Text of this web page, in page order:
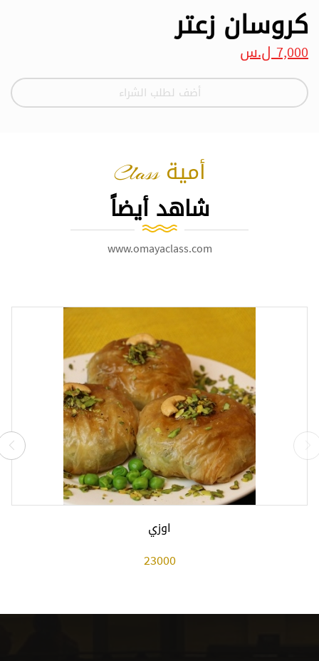
كروسان زعتر
7,000 ل.س
أضف لطلب الشراء
أمية Class
شاهد أيضاً
www.omayaclass.com
اوزي
23000